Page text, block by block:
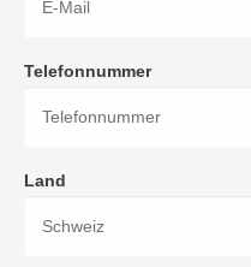
Telefonnummer
Land